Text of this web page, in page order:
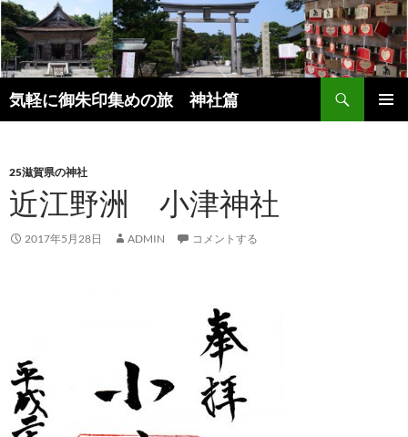
コ
ン
テ
ン
ツ
へ
気軽に御朱印集めの旅 神社篇
索
25滋賀県の神社
近江野洲 小津神社
2017年5月28日 ADMIN コメントする